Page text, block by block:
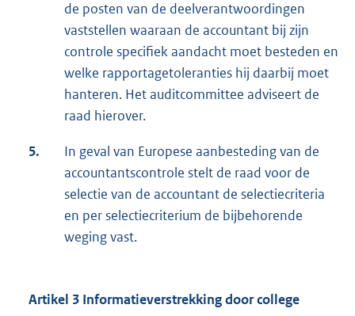
de posten van de deelverantwoordingen
vaststellen waaraan de accountant bij zijn
controle specifiek aandacht moet besteden en
welke rapportagetoleranties hij daarbij moet
hanteren. Het auditcommittee adviseert de
raad hierover.
5.
In geval van Europese aanbesteding van de
accountantscontrole stelt de raad voor de
selectie van de accountant de selectiecriteria
en per selectiecriterium de bijbehorende
weging vast.
Artikel 3 Informatieverstrekking door college